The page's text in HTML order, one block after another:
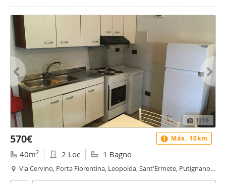
1/16
570€
40m2 2 Loc 1 Bagno
Via Cervino, Porta Fiorentina, Leopolda, Sant'Ermete, Putignano,
Máx. 10km